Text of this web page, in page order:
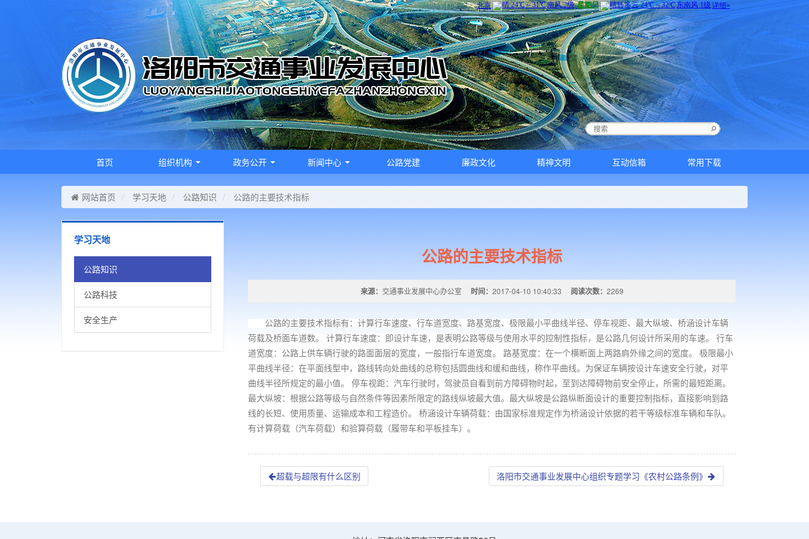
首页 组织机构 政务公开 新闻中心 公路党建 廉政文化 精神文明 互动信箱 常用下载
网站首页 学习天地 公路知识 公路的主要技术指标
学习天地
公路知识
公路科技
安全生产
公路的主要技术指标
来源： 交通事业发展中心办公室 时间： 2017-04-10 10:40:33 阅读次数： 2269
公路的主要技术指标有：计算行车速度、行车道宽度、路基宽度、极限最小平曲线半径、停车视距、最大纵坡、桥涵设计车辆
荷载及桥面车道数。 计算行车速度：即设计车速，是表明公路等级与使用水平的控制性指标，是公路几何设计所采用的车速。 行车
道宽度：公路上供车辆行驶的路面面层的宽度，一般指行车道宽度。 路基宽度：在一个横断面上两路肩外缘之间的宽度。 极限最小
平曲线半径：在平面线型中，路线转向处曲线的总称包括圆曲线和缓和曲线，称作平曲线。为保证车辆按设计车速安全行驶，对平
曲线半径所规定的最小值。 停车视距：汽车行驶时，驾驶员自看到前方障碍物时起，至到达障碍物前安全停止，所需的最短距离。
最大纵坡：根据公路等级与自然条件等因素所限定的路线纵坡最大值。最大纵坡是公路纵断面设计的重要控制指标，直接影响到路
线的长短、使用质量、运输成本和工程造价。 桥涵设计车辆荷载：由国家标准规定作为桥涵设计依据的若干等级标准车辆和车队。
有计算荷载（汽车荷载）和验算荷载（履带车和平板挂车）。
超载与超限有什么区别 洛阳市交通事业发展中心组织专题学习《农村公路条例》